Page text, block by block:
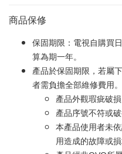
商品保修
保固期限：電視自購買
算為期一年。
產品於保固期限，若屬
者需負擔全部維修費用。
產品外觀瑕疵破損
產品序號不符或破
本產品使用者未
用造成的故障或損